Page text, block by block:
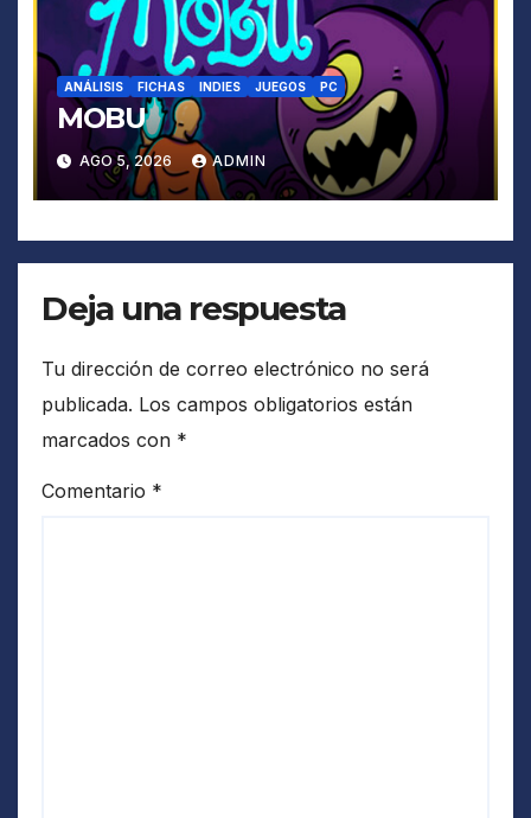
ANÁLISIS FICHAS INDIES JUEGOS PC
MOBU
AGO 5, 2026 ADMIN
Deja una respuesta
Tu dirección de correo electrónico no será
publicada. Los campos obligatorios están
marcados con *
Comentario *